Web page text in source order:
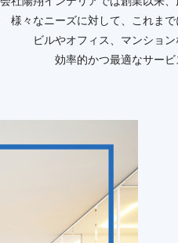
様々なニーズに対して、これま
ビルやオフィス、マンショ
効率的かつ最適なサービ